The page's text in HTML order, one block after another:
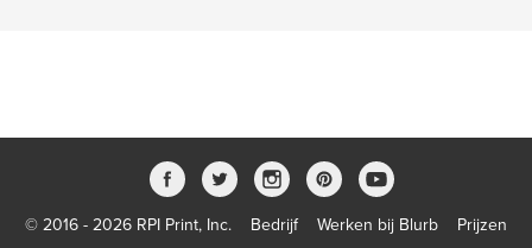
© 2016 - 2026 RPI Print, Inc. Bedrijf Werken bij Blurb Prijzen